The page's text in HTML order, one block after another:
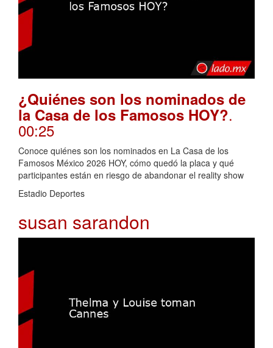
¿Quiénes son los nominados de
la Casa de los Famosos HOY?.
00:25
Conoce quiénes son los nominados en La Casa de los
Famosos México 2026 HOY, cómo quedó la placa y qué
participantes están en riesgo de abandonar el reality show
Estadio Deportes
susan sarandon